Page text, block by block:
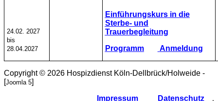
24.02. 2027
bis
28.04.2027
Einführungskurs in die
Sterbe- und
Trauerbegleitung
Programm
Anmeldung
Copyright © 2026 Hospizdienst Köln-Dellbrück/Holweide -
[Joomla 5]
Impressum
Datenschutz .